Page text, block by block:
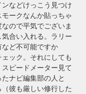
などけっこう見つけ
ークなんか貼っちゃ
ので平気でございま
合い入れる。ラリー
ど不可能ですか
ック。それにしても
ピードメーター見て
ナビ編集部の人と
彼も厳しい修行した